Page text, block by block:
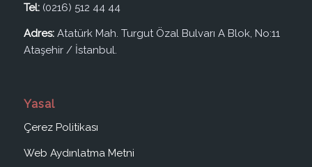
Tel:(0216) 512 44 44
Adres:Atatürk Mah. Turgut Özal Bulvarı A Blok, No:11
Ataşehir / İstanbul.
Yasal
Çerez Politikası
Web Aydınlatma Metni